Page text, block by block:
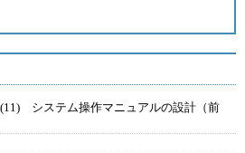
システム操作マニュアルの設計（前